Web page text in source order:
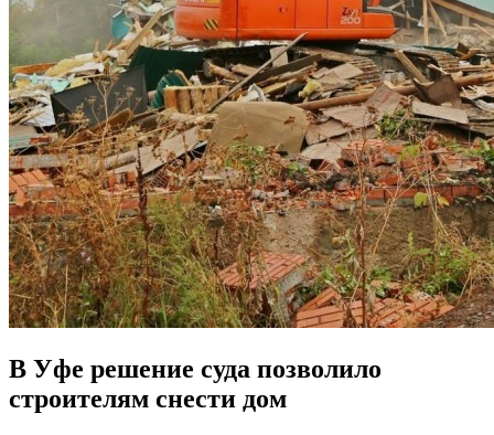
В Уфе решение суда позволило
строителям снести дом